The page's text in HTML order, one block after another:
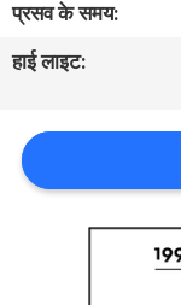
गुणवत्ता
संपर्क
प्रसव के समय:
हाई लाइट: